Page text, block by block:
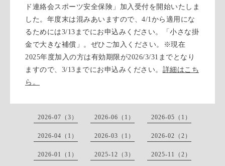
ド連絡会スポーツ安全保険」加入受付を開始いたしま
した。年度末は混みあいますので、4/1から適用にな
るためには3/13までにお申込みください。「小さな掛
金で大きな補償」。ぜひご加入ください。※現在
2025年度加入の方は有効期限が2026/3/31までとなり
ますので、3/13までにお申込みください。 詳細はこち
ら。
2026-07（3） 2026-06（1） 2026-05（1）
2026-04（1） 2026-03（1） 2026-02（2）
2026-01（1） 2025-12（3） 2025-11（2）